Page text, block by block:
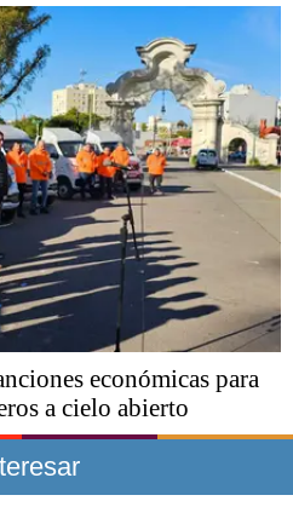
económicas para
a cielo abierto